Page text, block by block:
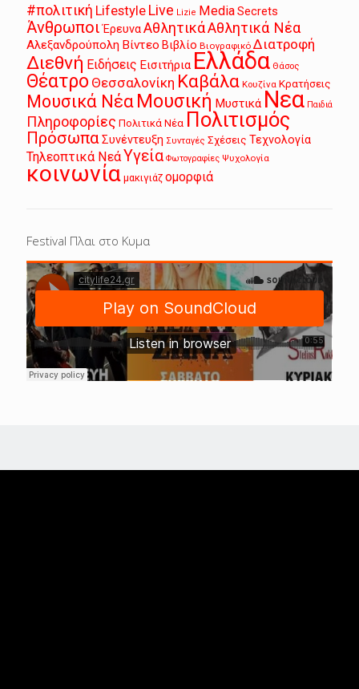
#πολιτική Lifestyle Live Lizie MediaSecrets
Άνθρωποι ΈρευναΑθλητικάΑθλητικά Νέα
Αλεξανδρούπολη Βίντεο Βιβλίο Βιογραφικό Διατροφή
Διεθνή Ειδήσεις Εισιτήρια Ελλάδα Θάσος
Θέατρο Θεσσαλονίκη Καβάλα Κουζίνα Κρατήσεις
Μουσικά Νέα Μουσική Μυστικά Νεα Παιδιά
Πληροφορίες Πολιτικά Νέα Πολιτισμός
ΠρόσωπαΣυνέντευξη Συνταγές Σχέσεις Τεχνολογία
Τηλεοπτικά ΝεάΥγεία Φωτογραφίες Ψυχολογία
κοινωνία μακιγιάζ ομορφιά
Festival Πλαι στο Κυμα